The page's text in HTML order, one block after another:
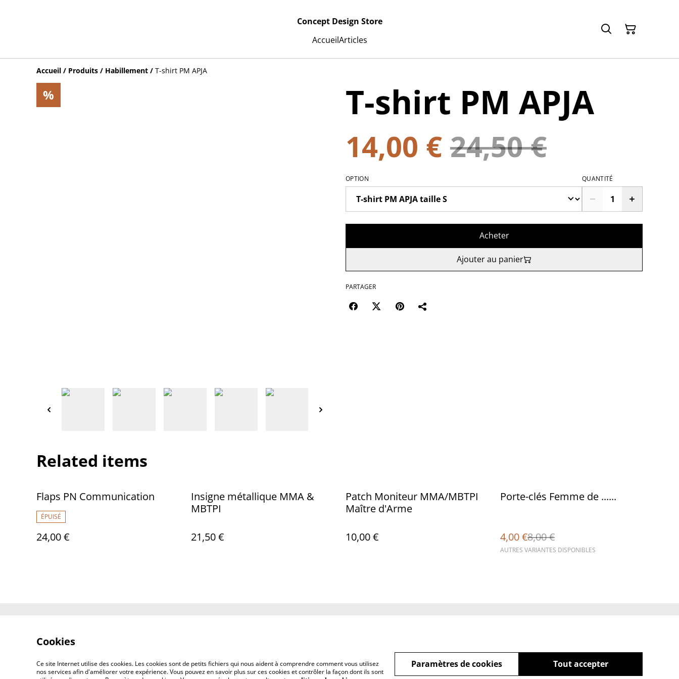
Concept Design Store
AccueilArticles
Accueil / Produits / Habillement / T-shirt PM APJA
% T-shirt PM APJA
14,00 € 24,50 €
OPTION QUANTITÉ
Acheter
Ajouter au panier
PARTAGER
Related items
Flaps PN Communication
ÉPUISÉ
24,00 €
Insigne métallique MMA &
MBTPI
21,50 €
Patch Moniteur MMA/MBTPI
Maître d'Arme
10,00 €
%
Porte-clés Femme de ......
4,00 €8,00 €
AUTRES VARIANTES DISPONIBLES
Cookies
Ce site Internet utilise des cookies. Les cookies sont de petits fichiers qui nous aident à comprendre comment vous utilisez
nos services afin d'améliorer votre expérience. Vous pouvez en savoir plus sur ces cookies et contrôler la façon dont ils sont
Tout accepter
Paramètres de cookies